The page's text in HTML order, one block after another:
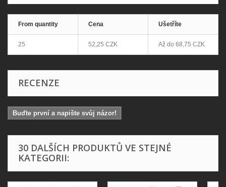
From quantity Cena Ušetříte
25 52,25 CZK Až do 68,75 CZK
RECENZE
Buďte první a napište svůj názor!
30 DALŠÍCH PRODUKTŮ VE STEJNÉ
KATEGORII: